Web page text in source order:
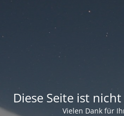
Diese Seite ist
Vielen Dank für